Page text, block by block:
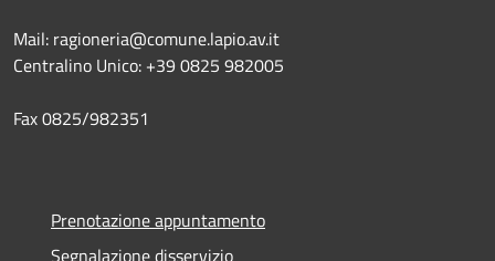
Mail: ragioneria@comune.lapio.av.it
Centralino Unico: +39 0825 982005
Fax 0825/982351
Prenotazione appuntamento
Segnalazione disservizio